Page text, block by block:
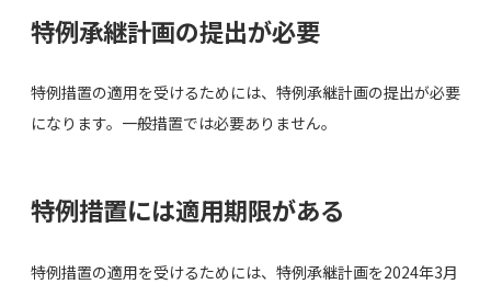
特例承継計画の提出が必要
特例措置の適用を受けるためには、特例承継計画の提出が必要
になります。一般措置では必要ありません。
特例措置には適用期限がある
特例措置の適用を受けるためには、特例承継計画を2024年3月